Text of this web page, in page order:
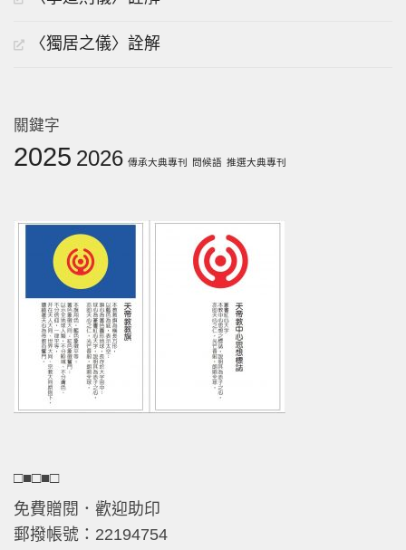
〈獨居之儀〉詮解
關鍵字
2025 2026 傳承大典專刊 問候語 推選大典專刊
□■□■□
免費贈閱．歡迎助印
郵撥帳號：22194754